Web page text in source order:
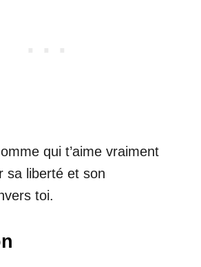
qui t’aime vraiment
sa liberté et son
toi.